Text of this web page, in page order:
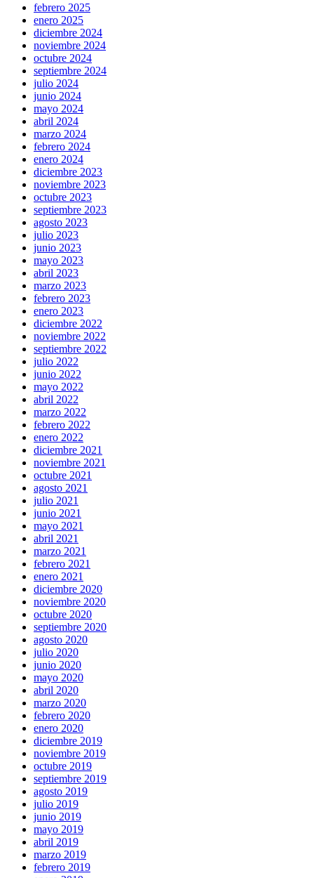
febrero 2025
enero 2025
diciembre 2024
noviembre 2024
octubre 2024
septiembre 2024
julio 2024
junio 2024
mayo 2024
abril 2024
marzo 2024
febrero 2024
enero 2024
diciembre 2023
noviembre 2023
octubre 2023
septiembre 2023
agosto 2023
julio 2023
junio 2023
mayo 2023
abril 2023
marzo 2023
febrero 2023
enero 2023
diciembre 2022
noviembre 2022
septiembre 2022
julio 2022
junio 2022
mayo 2022
abril 2022
marzo 2022
febrero 2022
enero 2022
diciembre 2021
noviembre 2021
octubre 2021
agosto 2021
julio 2021
junio 2021
mayo 2021
abril 2021
marzo 2021
febrero 2021
enero 2021
diciembre 2020
noviembre 2020
octubre 2020
septiembre 2020
agosto 2020
julio 2020
junio 2020
mayo 2020
abril 2020
marzo 2020
febrero 2020
enero 2020
diciembre 2019
noviembre 2019
octubre 2019
septiembre 2019
agosto 2019
julio 2019
junio 2019
mayo 2019
abril 2019
marzo 2019
febrero 2019